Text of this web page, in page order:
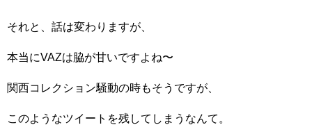
それと、話は変わりますが、
本当にVAZは脇が甘いですよね〜
関西コレクション騒動の時もそうですが、
このようなツイートを残してしまうなんて。